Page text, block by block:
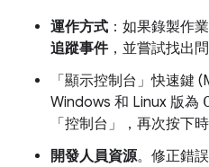
運作方式 ：如果錄製作
追蹤事件，並嘗試找出
「顯示控制台」快速鍵
Windows 和 Linux 版為
「控制台」
，再次按下
開發人員資源。修正錯